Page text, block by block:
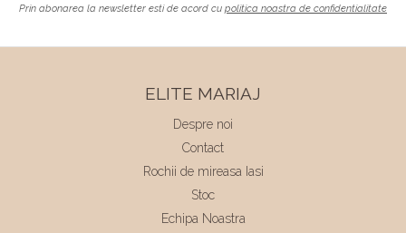
Prin abonarea la newsletter esti de acord cu politica noastra de confidentialitate
ELITE MARIAJ
Despre noi
Contact
Rochii de mireasa Iasi
Stoc
Echipa Noastra